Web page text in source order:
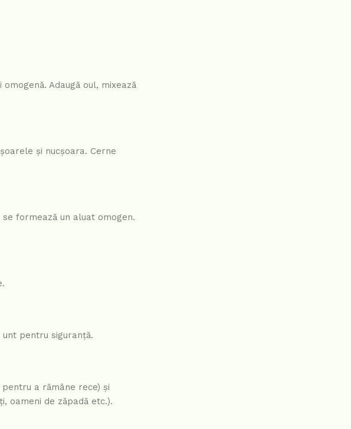
Adaugă oul, mixează
și nucșoara. Cerne
formează un aluat omogen.
pentru siguranță.
a rămâne rece) și
oameni de zăpadă etc.).